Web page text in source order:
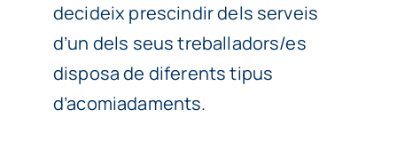
decideix prescindir dels serveis
d’un dels seus treballadors/es
disposa de diferents tipus
d’acomiadaments.